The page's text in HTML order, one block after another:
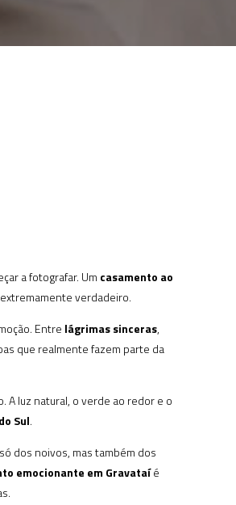
a fotografar. Um casamento ao
verdadeiro.
Entre lágrimas sinceras,
que realmente fazem parte da
luz natural, o verde ao redor e o
Sul.
dos noivos, mas também dos
emocionante em Gravataíé